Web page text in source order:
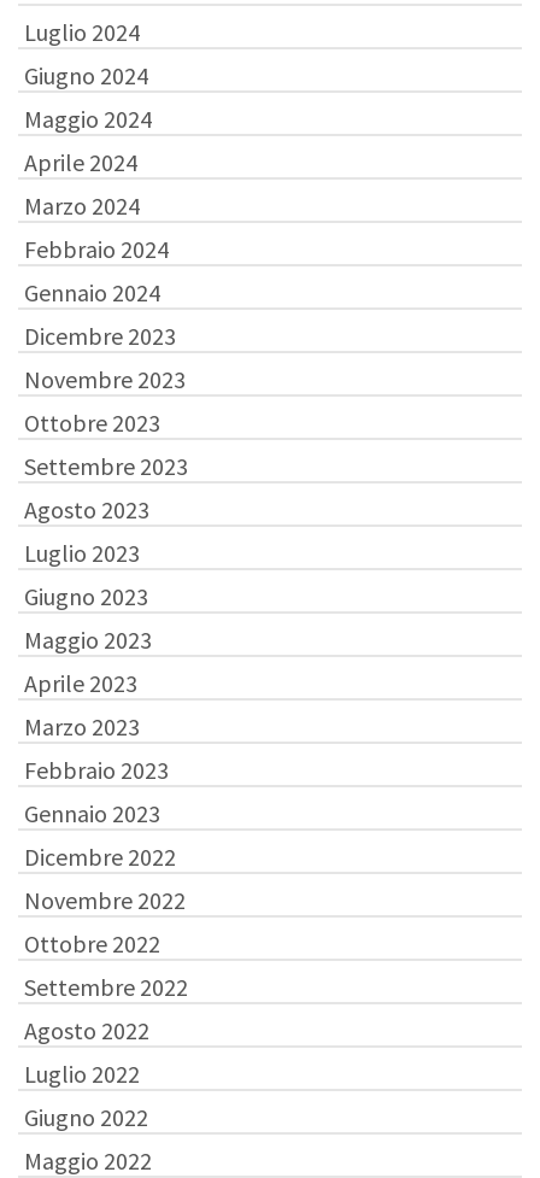
Luglio 2024
Giugno 2024
Maggio 2024
Aprile 2024
Marzo 2024
Febbraio 2024
Gennaio 2024
Dicembre 2023
Novembre 2023
Ottobre 2023
Settembre 2023
Agosto 2023
Luglio 2023
Giugno 2023
Maggio 2023
Aprile 2023
Marzo 2023
Febbraio 2023
Gennaio 2023
Dicembre 2022
Novembre 2022
Ottobre 2022
Settembre 2022
Agosto 2022
Luglio 2022
Giugno 2022
Maggio 2022